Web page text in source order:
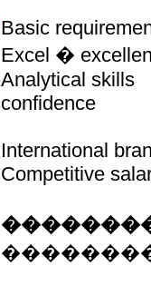
Basic
Excel �
Analytical skills
confidence
International
Competitive